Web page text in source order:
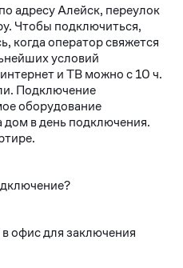
адресу Алейск, переулок
Чтобы подключиться,
когда оператор свяжется
условий
и ТВ можно с 10 ч.
Подключение
оборудование
в день подключения.
офис для заключения